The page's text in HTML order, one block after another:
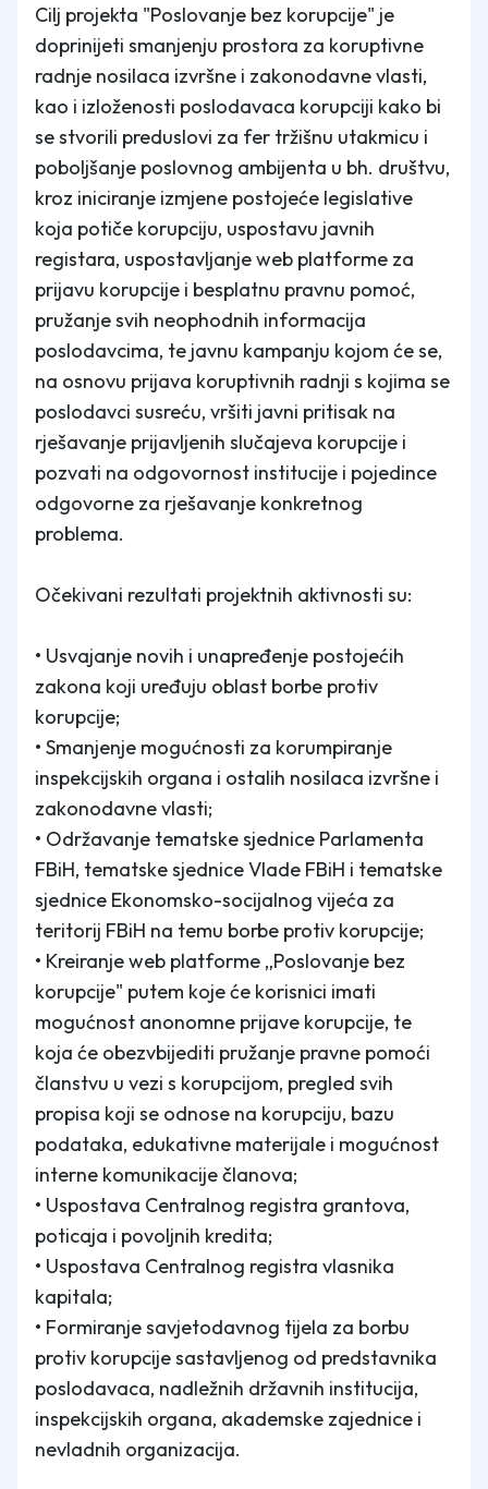
Cilj projekta "Poslovanje bez korupcije" je
doprinijeti smanjenju prostora za koruptivne
radnje nosilaca izvršne i zakonodavne vlasti,
kao i izloženosti poslodavaca korupciji kako bi
se stvorili preduslovi za fer tržišnu utakmicu i
poboljšanje poslovnog ambijenta u bh. društvu,
kroz iniciranje izmjene postojeće legislative
koja potiče korupciju, uspostavu javnih
registara, uspostavljanje web platforme za
prijavu korupcije i besplatnu pravnu pomoć,
pružanje svih neophodnih informacija
poslodavcima, te javnu kampanju kojom će se,
na osnovu prijava koruptivnih radnji s kojima se
poslodavci susreću, vršiti javni pritisak na
rješavanje prijavljenih slučajeva korupcije i
pozvati na odgovornost institucije i pojedince
odgovorne za rješavanje konkretnog
problema.
Očekivani rezultati projektnih aktivnosti su:
• Usvajanje novih i unapređenje postojećih
zakona koji uređuju oblast borbe protiv
korupcije;
• Smanjenje mogućnosti za korumpiranje
inspekcijskih organa i ostalih nosilaca izvršne i
zakonodavne vlasti;
• Održavanje tematske sjednice Parlamenta
FBiH, tematske sjednice Vlade FBiH i tematske
sjednice Ekonomsko-socijalnog vijeća za
teritorij FBiH na temu borbe protiv korupcije;
• Kreiranje web platforme „Poslovanje bez
korupcije" putem koje će korisnici imati
mogućnost anonomne prijave korupcije, te
koja će obezvbijediti pružanje pravne pomoći
članstvu u vezi s korupcijom, pregled svih
propisa koji se odnose na korupciju, bazu
podataka, edukativne materijale i mogućnost
interne komunikacije članova;
• Uspostava Centralnog registra grantova,
poticaja i povoljnih kredita;
• Uspostava Centralnog registra vlasnika
kapitala;
• Formiranje savjetodavnog tijela za borbu
protiv korupcije sastavljenog od predstavnika
poslodavaca, nadležnih državnih institucija,
inspekcijskih organa, akademske zajednice i
nevladnih organizacija.